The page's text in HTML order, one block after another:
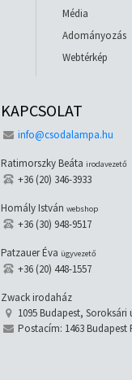
Média
Adományozás
Webtérkép
KAPCSOLAT
info@csodalampa.hu
Ratimorszky Beáta irodavezető
+36 (20) 346-3933
Homály István webshop
+36 (30) 948-9517
Patzauer Éva ügyvezető
+36 (20) 448-1557
Zwack irodaház
1095 Budapest, Soroksári
Postacím: 1463 Budapest